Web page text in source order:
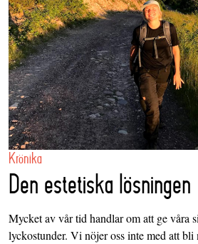
Krönika
Den estetiska lösningen
Mycket av vår tid handlar om att ge våra
lyckostunder. Vi nöjer oss inte med att bli